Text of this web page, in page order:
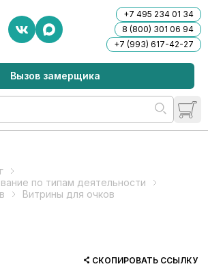
+7 495 234 01 34
8 (800) 301 06 94
+7 (993) 617-42-27
Вызов замерщика
по типам деятельности
Витрины для очков
СКОПИРОВАТЬ ССЫЛКУ